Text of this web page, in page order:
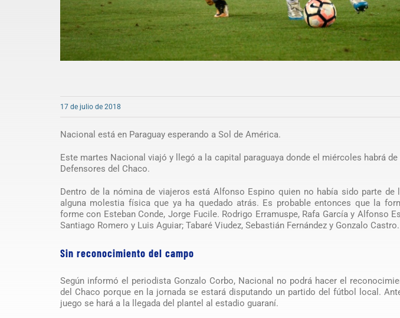
17 de julio de 2018
Nacional está en Paraguay esperando a Sol de América.
Este martes Nacional viajó y llegó a la capital paraguaya donde el miércoles habrá
Defensores del Chaco.
Dentro de la nómina de viajeros está Alfonso Espino quien no había sido parte
alguna molestia física que ya ha quedado atrás. Es probable entonces que la
forme con Esteban Conde, Jorge Fucile. Rodrigo Erramuspe, Rafa García y Alfonso
Santiago Romero y Luis Aguiar; Tabaré Viudez, Sebastián Fernández y Gonzalo Castro.
Sin reconocimiento del campo
Según informó el periodista Gonzalo Corbo, Nacional no podrá hacer el
del Chaco porque en la jornada se estará disputando un partido del fútbol local.
juego se hará a la llegada del plantel al estadio guaraní.